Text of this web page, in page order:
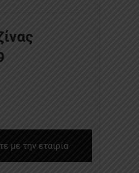
με την εταιρία